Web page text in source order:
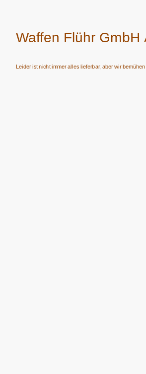
Waffen Flühr GmbH
Leider ist nicht immer alles lieferbar, aber wir bemühen